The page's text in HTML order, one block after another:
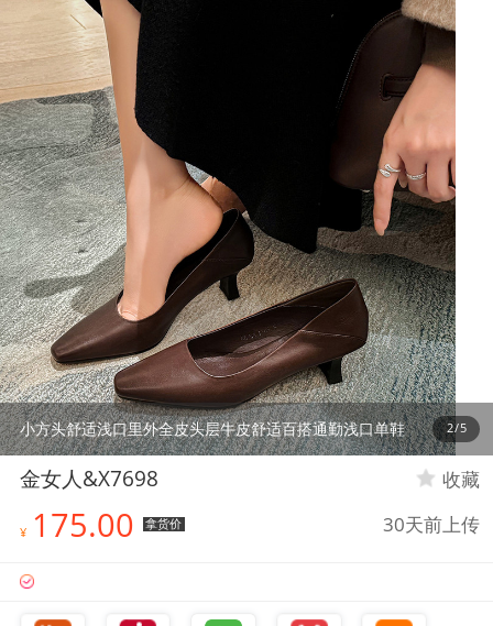
小方头舒适浅口里外全皮头层牛皮舒适百搭通勤浅口单鞋 3/5
金女人&X7698 收藏
¥ 175.00 拿货价 30天前上传